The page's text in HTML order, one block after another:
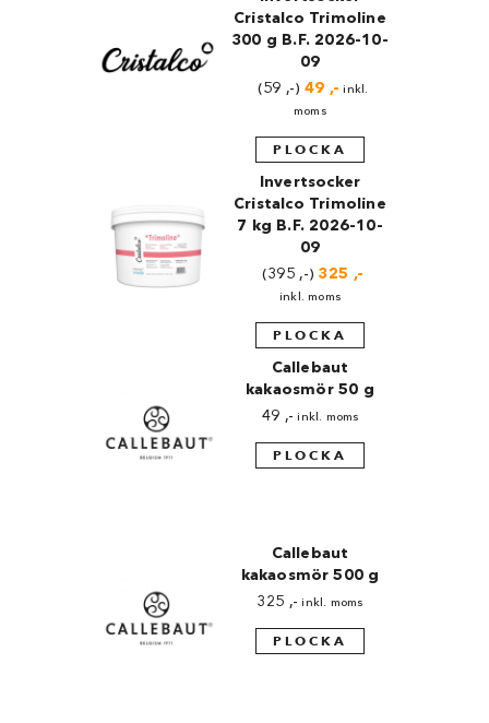
Cristalco Trimoline
300 g B.F. 2026-10-
09
59 ,-
Det
ursprungliga
var:
49 ,- Det
är:
inkl.
moms
PLOCKA
Invertsocker
Cristalco Trimoline
7 kg B.F. 2026-10-
09
395 ,-
Det
ursprungliga
var:
325 ,-
inkl. moms
PLOCKA
Callebaut
kakaosmör 50 g
49 ,- inkl. moms
PLOCKA
Callebaut
kakaosmör 500 g
325 ,- inkl. moms
PLOCKA